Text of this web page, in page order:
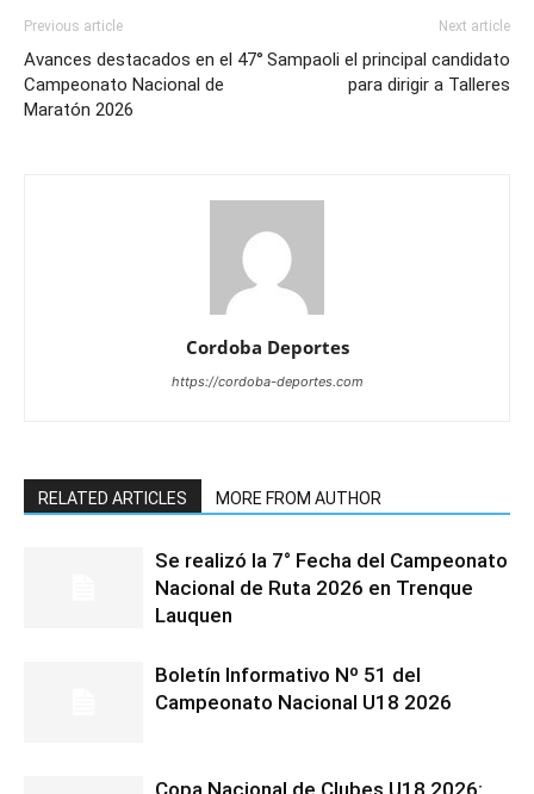
Previous article
Avances destacados en el 47°
Campeonato Nacional de
Maratón 2026
Next article
Sampaoli el principal candidato
para dirigir a Talleres
Cordoba Deportes
https://cordoba-deportes.com
RELATED ARTICLES MORE FROM AUTHOR
Se realizó la 7° Fecha del Campeonato
Nacional de Ruta 2026 en Trenque
Lauquen
Boletín Informativo Nº 51 del
Campeonato Nacional U18 2026
Copa Nacional de Clubes U18 2026: